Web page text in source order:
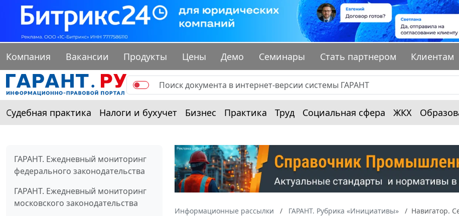
Компания Вакансии Продукты Цены Демо Семинары Стать партнером Клиентам
Судебная практика Налоги и бухучет Бизнес Практика Труд Социальная сфера ЖКХ
ГАРАНТ. Ежедневный мониторинг
федерального законодательства
ГАРАНТ. Ежедневный мониторинг
московского законодательства
Информационные рассылки ГАРАНТ. Рубрика «Инициативы» Навигатор.